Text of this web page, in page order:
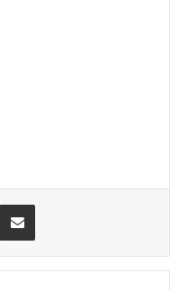
Share via Email